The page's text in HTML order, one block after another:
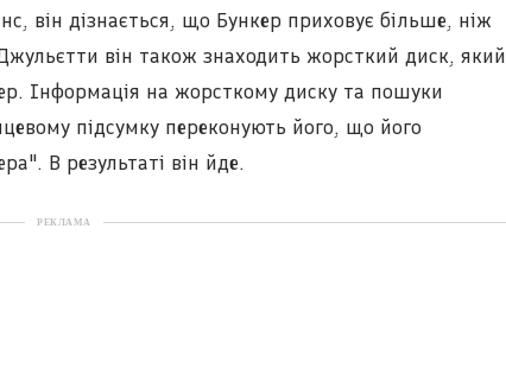
він дізнається, що Бункер приховує більше, ніж
він також знаходить жорсткий диск, який
Інформація на жорсткому диску та пошуки
підсумку переконують його, що його
В результаті він йде.
РЕКЛАМА